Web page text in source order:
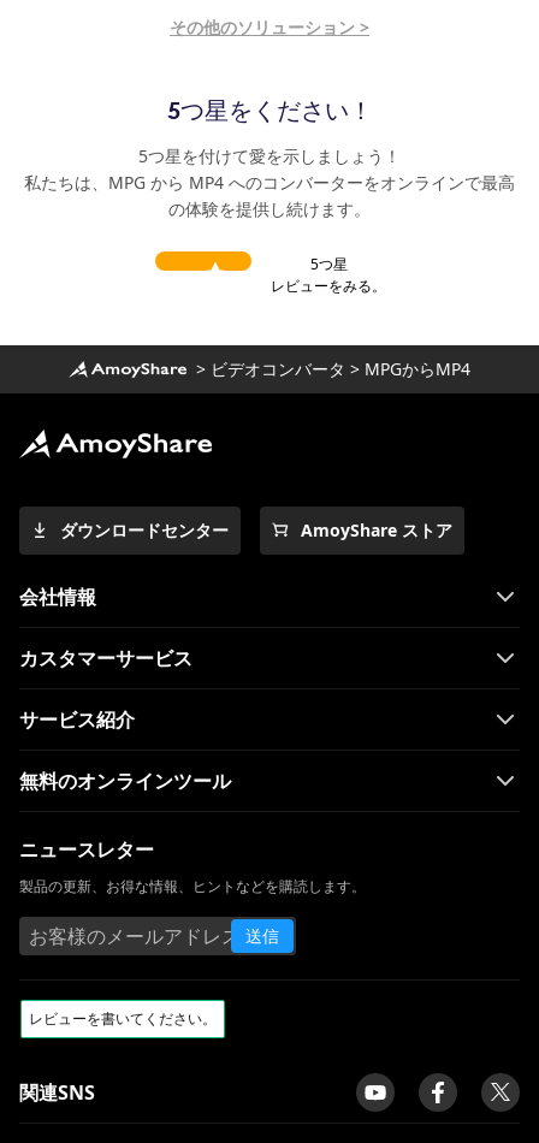
その他のソリューション >
5つ星をください！
5つ星を付けて愛を示しましょう！
私たちは、MPG から MP4 へのコンバーターをオンラインで最高
の体験を提供し続けます。
5つ星
レビューをみる。
> ビデオコンバータ > MPGからMP4
ダウンロードセンター AmoyShare ストア
会社情報
カスタマーサービス
サービス紹介
無料のオンラインツール
ニュースレター
製品の更新、お得な情報、ヒントなどを購読します。
送信
関連SNS